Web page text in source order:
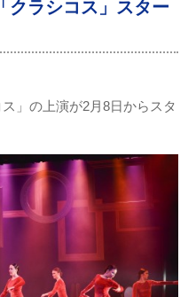
クラシコス」スター
」の上演が2月8日からスタ